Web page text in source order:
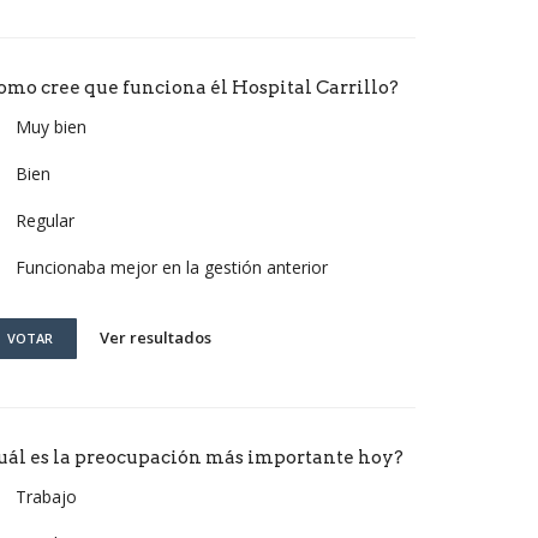
cree que funciona él Hospital Carrillo?
Muy bien
Bien
Regular
Funcionaba mejor en la gestión anterior
VOTAR Ver resultados
es la preocupación más importante hoy?
Trabajo